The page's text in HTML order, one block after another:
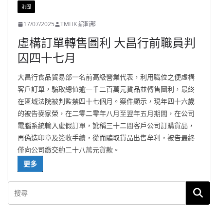
港聞
17/07/2025 TMHK 編輯部
虛構訂單轉售圖利 大昌行前職員判
囚四十七月
大昌行食品貿易部一名前高級營業代表，利用職位之便虛構
客戶訂單，騙取總值逾一千二百萬元貨品並轉售圖利，最終
在區域法院被判監禁四十七個月。案件顯示，現年四十六歲
的被告麥家榮，在二零二零年八月至翌年五月期間，在公司
電腦系統輸入虛假訂單，訛稱三十二間客戶公司訂購貨品，
再偽造印章及簽收手續，從而騙取貨品出售牟利，被告最終
僅向公司繳交約二十八萬元貨款。
更多